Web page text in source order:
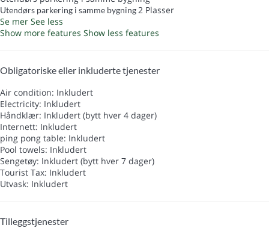
Utendørs parkering i samme bygning 2 Plasser
Se mer See less
Show more features Show less features
Obligatoriske eller inkluderte tjenester
Air condition: Inkludert
Electricity: Inkludert
Håndklær: Inkludert (bytt hver 4 dager)
Internett: Inkludert
ping pong table: Inkludert
Pool towels: Inkludert
Sengetøy: Inkludert (bytt hver 7 dager)
Tourist Tax: Inkludert
Utvask: Inkludert
Tilleggstjenester